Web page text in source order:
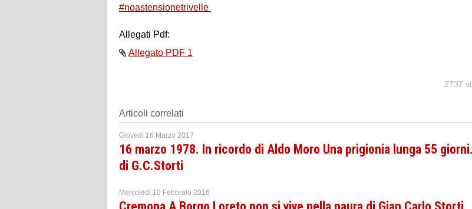
#noastensionetrivelle
Allegati Pdf:
Allegato PDF 1
2737
Articoli correlati
Giovedì 16 Marzo 2017
16 marzo 1978. In ricordo di Aldo Moro Una prigionia lunga 55 giorni.
di G.C.Storti
Mercoledì 10 Febbraio 2016